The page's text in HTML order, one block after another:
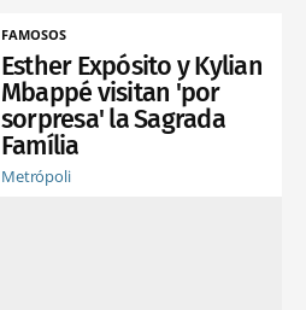
FAMOSOS
Esther Expósito y Kylian
Mbappé visitan 'por
sorpresa' la Sagrada
Família
Metrópoli